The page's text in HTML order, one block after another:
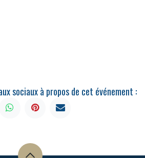
sociaux à propos de cet événement :